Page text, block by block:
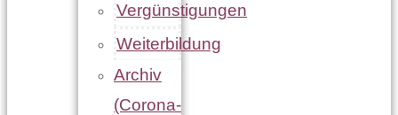
Vergünstigungen
Weiterbildung
Archiv
(Corona-